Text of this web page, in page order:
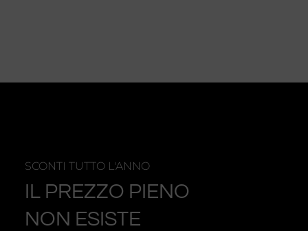
SCONTI TUTTO L'ANNO
IL PREZZO PIENO
NON ESISTE